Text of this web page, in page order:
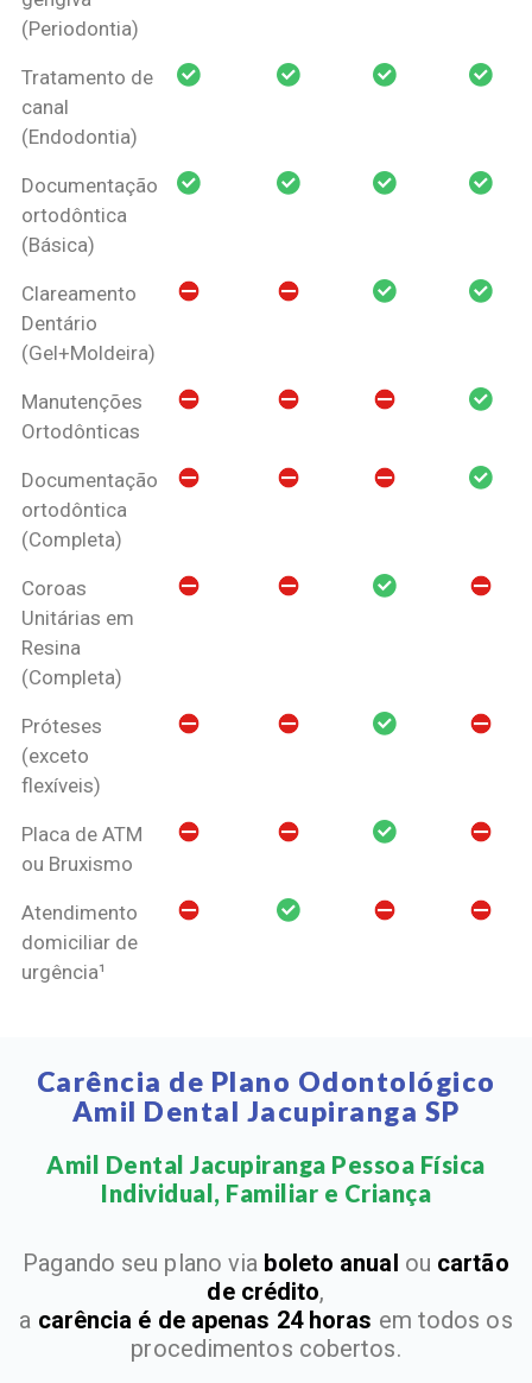
(Periodontia)
Tratamento de
canal
(Endodontia)
Documentação
ortodôntica
(Básica)
Clareamento
Dentário
(Gel+Moldeira)
Manutenções
Ortodônticas
Documentação
ortodôntica
(Completa)
Coroas
Unitárias em
Resina
(Completa)
Próteses
(exceto
flexíveis)
Placa de ATM
ou Bruxismo
Atendimento
domiciliar de
urgência¹
Carência de Plano Odontológico
Amil Dental Jacupiranga SP
Amil Dental Jacupiranga Pessoa Física
Individual, Familiar e Criança​
Pagando seu plano via boleto anual ou cartão
de crédito,
a carência é de apenas 24 horas em todos os
procedimentos cobertos.